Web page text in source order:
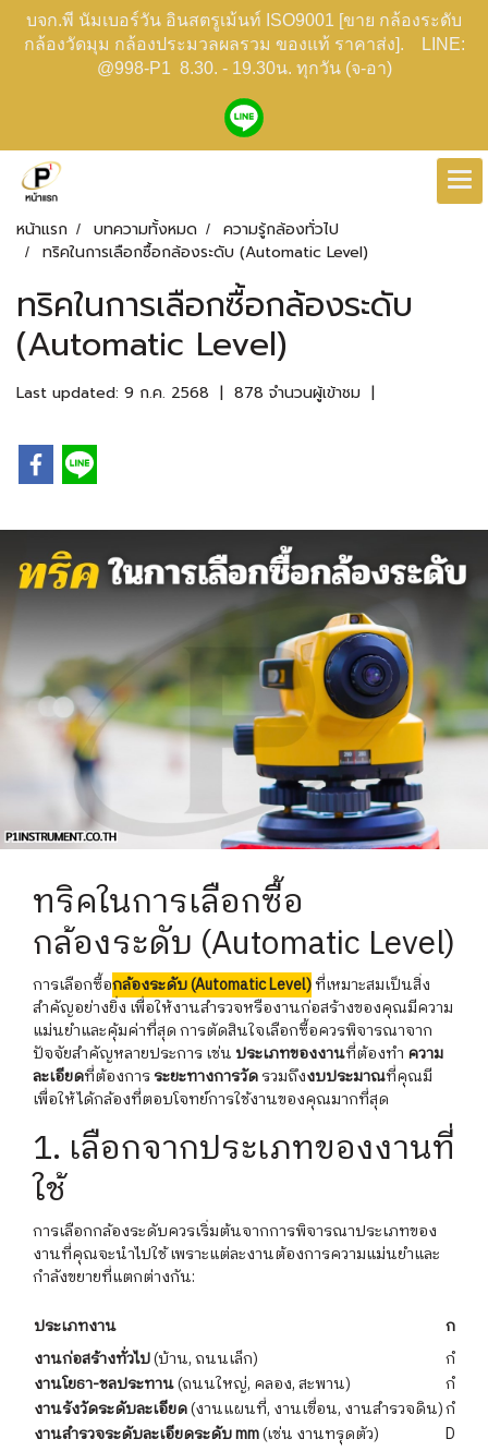
บจก.พี นัมเบอร์วัน อินสตรูเม้นท์ ISO9001 [ขาย กล้องระดับ
กล้องวัดมุม กล้องประมวลผลรวม ของแท้ ราคาส่ง]. LINE:
@998-P1 8.30. - 19.30น. ทุกวัน (จ-อา)
หน้าแรก บทความทั้งหมด
ความรู้กล้องทั่วไป
ทริคในการเลือกซื้อกล้องระดับ (Automatic Level)
ทริคในการเลือกซื้อกล้องระดับ
(Automatic Level)
Last updated: 9 ก.ค. 2568 | 878 จำนวนผู้เข้าชม |
ทริคในการเลือกซื้อ
กล้องระดับ (Automatic Level)
การเลือกซื้อกล้องระดับ (Automatic Level)ที่เหมาะสมเป็นสิ่ง
สำคัญอย่างยิ่ง เพื่อให้งานสำรวจหรืองานก่อสร้างของคุณมีความ
แม่นยำและคุ้มค่าที่สุด การตัดสินใจเลือกซื้อควรพิจารณาจาก
ปัจจัยสำคัญหลายประการ เช่น ประเภทของงานที่ต้องทำ ความ
ละเอียดที่ต้องการระยะทางการวัดรวมถึงงบประมาณที่คุณมี
เพื่อให้ได้กล้องที่ตอบโจทย์การใช้งานของคุณมากที่สุด
1. เลือกจากประเภทของงานที่
ใช้
การเลือกกล้องระดับควรเริ่มต้นจากการพิจารณาประเภทของ
งานที่คุณจะนำไปใช้ เพราะแต่ละงานต้องการความแม่นยำและ
กำลังขยายที่แตกต่างกัน:
ประเภทงาน
กล้อ
งานก่อสร้างทั่วไป(บ้าน, ถนนเล็ก)
กำลัง
งานโยธา-ชลประทาน(ถนนใหญ่, คลอง, สะพาน)
กำลัง
งานรังวัดระดับละเอียด(งานแผนที่, งานเขื่อน, งานสำรวจดิน)กำลัง
งานสำรวจระดับละเอียดระดับ mm(เช่น งานทรุดตัว)